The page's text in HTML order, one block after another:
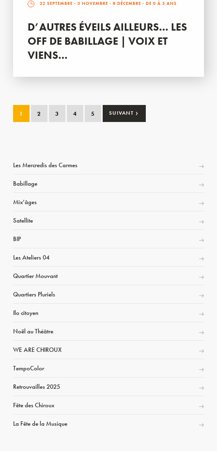
22 SEPTEMBRE - 3 NOVEMBRE - 8 DÉCEMBRE - DE 0 À 3 ANS
D’AUTRES ÉVEILS AILLEURS… LES
OFF DE BABILLAGE | VOIX ET
VIENS…
1 2 3 4 5 SUIVANT ›
Les Mercredis des Carmes
Babillage
Mix’âges
Satellite
BIP
Les Ateliers 04
Quartier Mouvant
Quartiers Pluriels
Ilo citoyen
Noël au Théâtre
WE ARE CHIROUX
TempoColor
Retrouvailles 2025
Fête des Chiroux
La Fête de la Musique